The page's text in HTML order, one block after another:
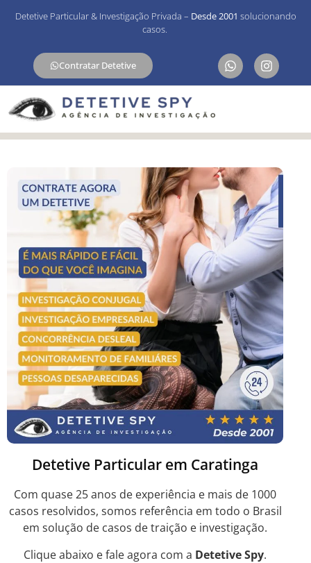
Detetive Particular & Investigação Privada – Desde 2001 solucionando
casos.
Contratar Detetive
Detetive Particular em Caratinga
Com quase 25 anos de experiência e mais de 1000
casos resolvidos, somos referência em todo o Brasil
em solução de casos de traição e investigação.
Clique abaixo e fale agora com a Detetive Spy.